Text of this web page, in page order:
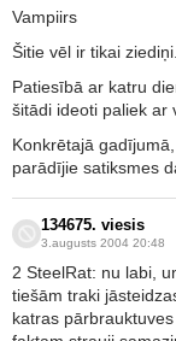
Vampiirs
Šitie vēl ir tikai
Patiesībā ar katru
šitādi ideoti paliek ar
Konkrētajā
parādījie satiksmes
134675. viesis
3.augusts 2004 20:48
2 SteelRat: nu labi,
tiešām traki
katras